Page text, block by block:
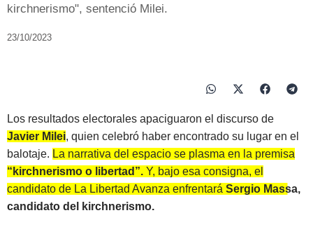
kirchnerismo", sentenció Milei.
23/10/2023
Los resultados electorales apaciguaron el discurso de
Javier Milei, quien celebró haber encontrado su lugar en el
balotaje. La narrativa del espacio se plasma en la premisa
“kirchnerismo o libertad”. Y, bajo esa consigna, el
candidato de La Libertad Avanza enfrentará Sergio Massa,
candidato del kirchnerismo.